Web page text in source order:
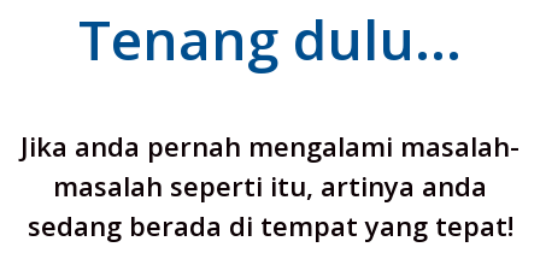
Tenang dulu...
Jika anda pernah mengalami masalah-
masalah seperti itu, artinya anda
sedang berada di tempat yang tepat!